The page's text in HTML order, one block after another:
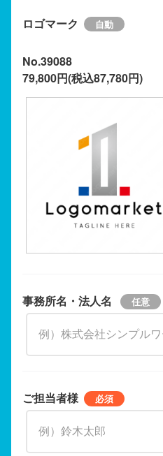
ロゴマーク
No.39088
79,800円(税込87,780円)
事務所名・法人名
ご担当者様